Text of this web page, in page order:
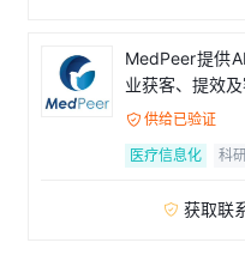
MedPeer提供
业获客、提效
 供给已验证
医疗信息化
科
 获取联